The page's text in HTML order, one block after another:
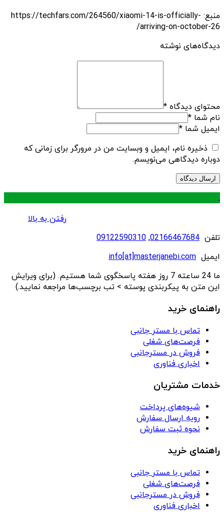
منبع: https://techfars.com/264560/xiaomi-14-is-officially-
arriving-on-october-26/
دیدگاه‌های نوشته
محتوای دیدگاه *
نام شما *
ایمیل شما *
ذخیره نام، ایمیل و وبسایت من در مرورگر برای زمانی که
دوباره دیدگاهی می‌نویسم.
.
رفتن به بالا
تلفن 02166467684
,
09122590310
ایمیل info[at]masterjanebi.com
ما 24 ساعته 7 روز هفته پاسخگوی شما هستیم. (برای ویرایش
این متن به پیکربندی پوسته > تب برچسب‌ها مراجعه نمایید.)
راهنمای خرید
تماس با مستر جانبی
فرصت‌های شغلی
فروش در مسترجانبی
اخباری فناوری
خدمات مشتریان
شیوه‌های پرداخت
رویه ارسال سفارش
نحوه ثبت سفارش
راهنمای خرید
تماس با مستر جانبی
فرصت‌های شغلی
فروش در مسترجانبی
اخباری فناوری